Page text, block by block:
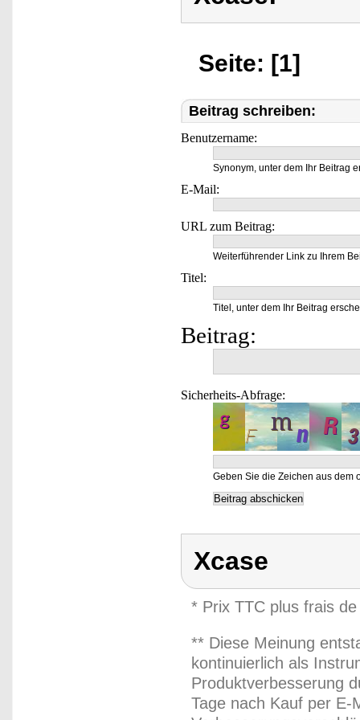
Seite: [1]
Beitrag schreiben:
Benutzername:
Synonym, unter dem Ihr Beitrag
E-Mail:
URL zum Beitrag:
Weiterführender Link zu Ihrem
Titel:
Titel, unter dem Ihr Beitrag
Beitrag:
Sicherheits-Abfrage:
Geben Sie die Zeichen aus dem
Xcase
* Prix TTC plus frais
** Diese Meinung
kontinuierlich als
Produktverbesserung
Tage nach Kauf per E-